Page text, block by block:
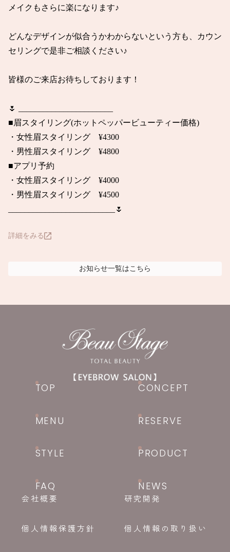
メイクもさらに楽になります♪
どんなデザインが似合うかわからないという方も、カウン
セリングで是非ご相談ください♪
皆様のご来店お待ちしております！
🌷 _______________________
■眉スタイリング(ホットペッパービューティー価格)
・女性眉スタイリング　¥4300
・男性眉スタイリング　¥4800
■アプリ予約
・女性眉スタイリング　¥4000
・男性眉スタイリング　¥4500
詳細をみる
お知らせ一覧はこちら
TOP CONCEPT
MENU RESERVE
STYLE PRODUCT
FAQ NEWS
会社概要 研究開発
個人情報保護方針 個人情報の取り扱い